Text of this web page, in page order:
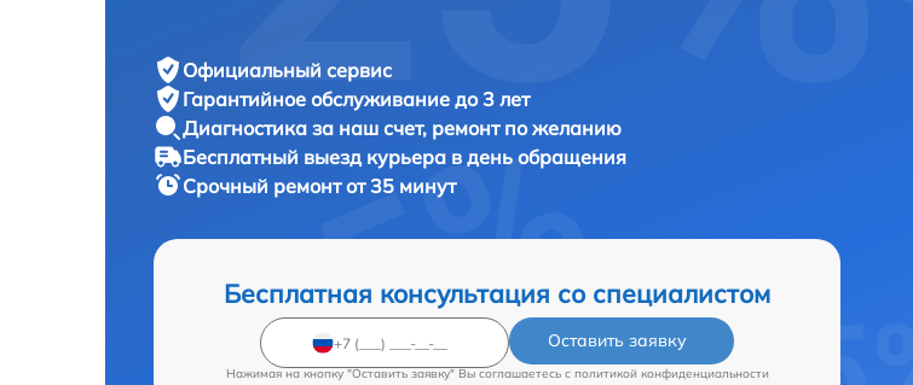
Официальный сервис
Гарантийное обслуживание до 3 лет
Диагностика за наш счет, ремонт по желанию
Бесплатный выезд курьера в день обращения
Срочный ремонтот 35 минут
Бесплатная консультация со специалистом
Оставить заявку
Нажимая на кнопку "Оставить заявку" Вы соглашаетесь c политикой конфиденциальности